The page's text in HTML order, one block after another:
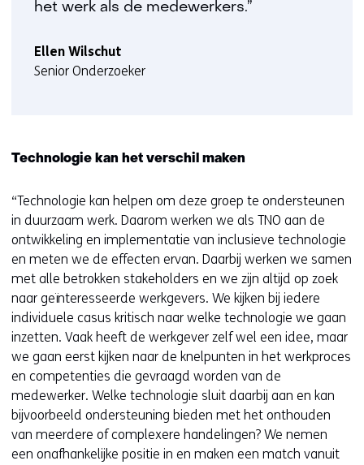
het werk als de medewerkers.”
Ellen Wilschut
Senior Onderzoeker
Technologie kan het verschil maken
“Technologie kan helpen om deze groep te ondersteunen
in duurzaam werk. Daarom werken we als TNO aan de
ontwikkeling en implementatie van inclusieve technologie
en meten we de effecten ervan. Daarbij werken we samen
met alle betrokken stakeholders en we zijn altijd op zoek
naar geïnteresseerde werkgevers. We kijken bij iedere
individuele casus kritisch naar welke technologie we gaan
inzetten. Vaak heeft de werkgever zelf wel een idee, maar
we gaan eerst kijken naar de knelpunten in het werkproces
en competenties die gevraagd worden van de
medewerker. Welke technologie sluit daarbij aan en kan
bijvoorbeeld ondersteuning bieden met het onthouden
van meerdere of complexere handelingen? We nemen
een onafhankelijke positie in en maken een match vanuit